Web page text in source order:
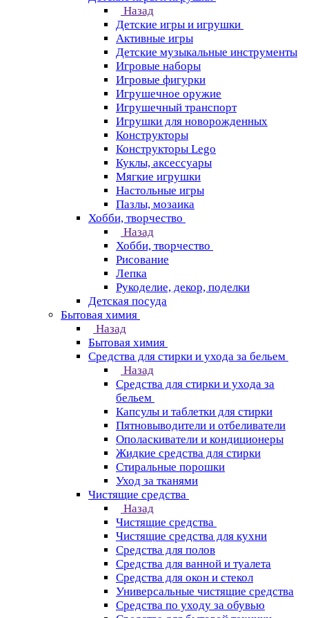
Назад
Детские игры и игрушки
Активные игры
Детские музыкальные инструменты
Игровые наборы
Игровые фигурки
Игрушечное оружие
Игрушечный транспорт
Игрушки для новорожденных
Конструкторы
Конструкторы Lego
Куклы, аксессуары
Мягкие игрушки
Настольные игры
Пазлы, мозаика
Хобби, творчество
Назад
Хобби, творчество
Рисование
Лепка
Рукоделие, декор, поделки
Детская посуда
Бытовая химия
Назад
Бытовая химия
Средства для стирки и ухода за бельем
Назад
Средства для стирки и ухода за
бельем
Капсулы и таблетки для стирки
Пятновыводители и отбеливатели
Ополаскиватели и кондиционеры
Жидкие средства для стирки
Стиральные порошки
Уход за тканями
Чистящие средства
Назад
Чистящие средства
Чистящие средства для кухни
Средства для полов
Средства для ванной и туалета
Средства для окон и стекол
Универсальные чистящие средства
Средства по уходу за обувью